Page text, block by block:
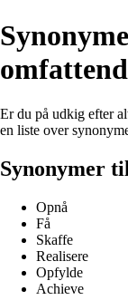
Er du på udkig efter
en liste over
Synonymer
Opnå
Få
Skaffe
Realisere
Opfylde
Achieve